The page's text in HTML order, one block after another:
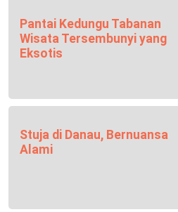
Pantai Kedungu Tabanan
Wisata Tersembunyi yang
Eksotis
Stuja di Danau, Bernuansa
Alami